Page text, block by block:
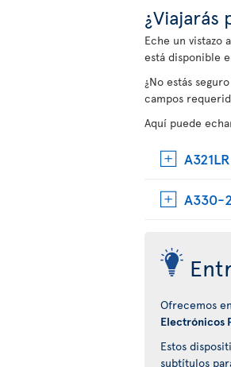
¿Viajarás
Eche un vistazo
está disponible
¿No estás
campos
Aquí puede
A330-
Ofrecemos
Electrónicos
Estos
subtítulos